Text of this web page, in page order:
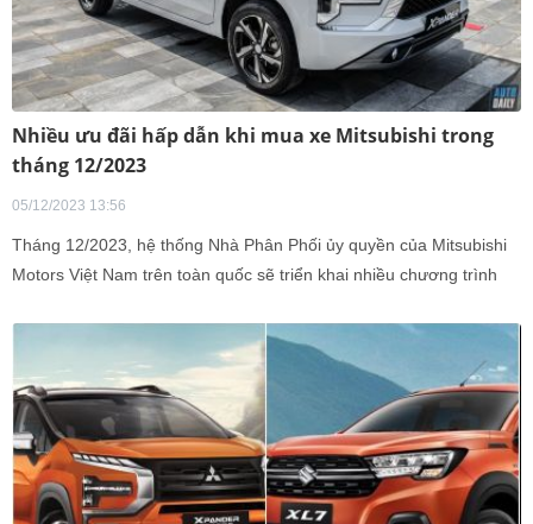
Nhiều ưu đãi hấp dẫn khi mua xe Mitsubishi trong
tháng 12/2023
05/12/2023 13:56
Tháng 12/2023, hệ thống Nhà Phân Phối ủy quyền của Mitsubishi
Motors Việt Nam trên toàn quốc sẽ triển khai nhiều chương trình
miễn phí bảo hiểm vật chất cùng nhiều quà tặng hấp dẫn khác (*).